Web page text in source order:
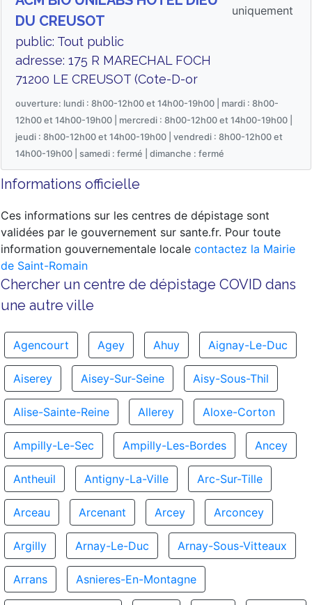
DU CREUSOT
public: Tout public
adresse: 175 R MARECHAL FOCH
71200 LE CREUSOT (Cote-D-or
uniquement
ouverture: lundi : 8h00-12h00 et 14h00-19h00 | mardi : 8h00-
12h00 et 14h00-19h00 | mercredi : 8h00-12h00 et 14h00-19h00 |
jeudi : 8h00-12h00 et 14h00-19h00 | vendredi : 8h00-12h00 et
14h00-19h00 | samedi : fermé | dimanche : fermé
Informations officielle
Ces informations sur les centres de dépistage sont
validées par le gouvernement sur sante.fr. Pour toute
information gouvernementale locale contactez la Mairie
de Saint-Romain
Chercher un centre de dépistage COVID dans
une autre ville
Agencourt Agey Ahuy Aignay-Le-Duc
Aiserey Aisey-Sur-Seine Aisy-Sous-Thil
Alise-Sainte-Reine Allerey Aloxe-Corton
Ampilly-Le-Sec Ampilly-Les-Bordes Ancey
Antheuil Antigny-La-Ville Arc-Sur-Tille
Arceau Arcenant Arcey Arconcey
Argilly Arnay-Le-Duc Arnay-Sous-Vitteaux
Arrans Asnieres-En-Montagne